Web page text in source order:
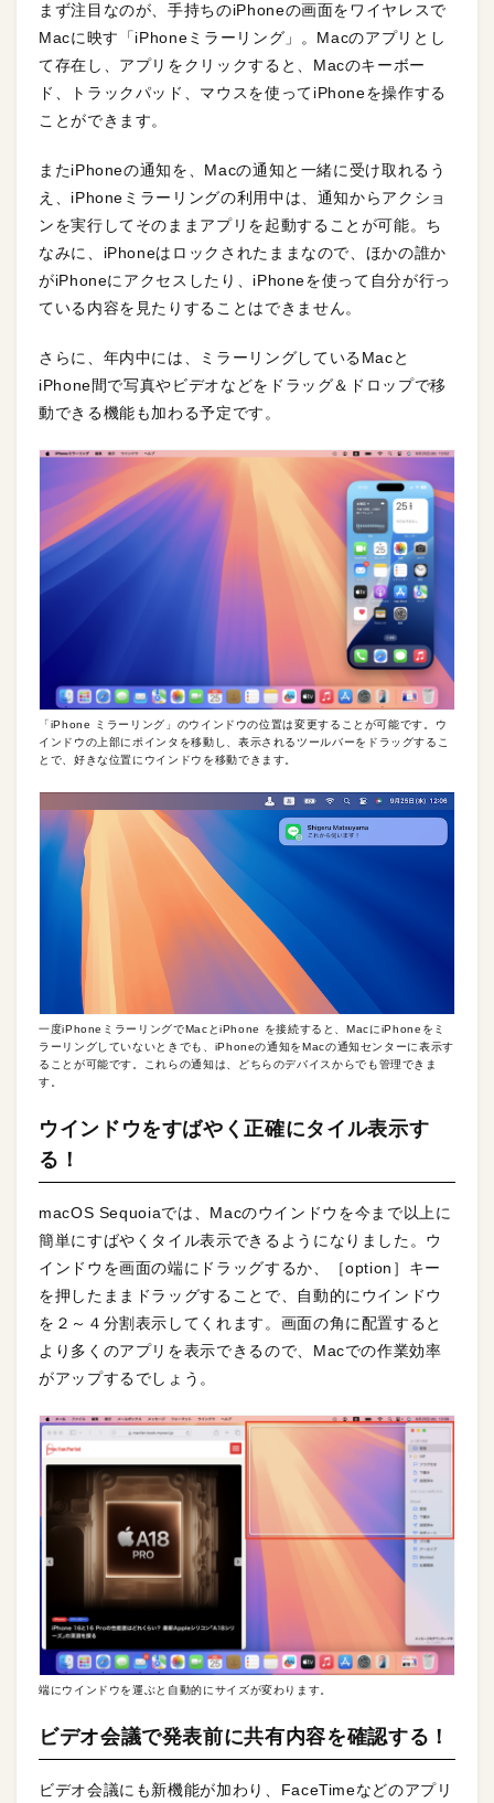
まず注目なのが、手持ちのiPhoneの画面をワイヤレスで
Macに映す「iPhoneミラーリング」。Macのアプリとし
て存在し、アプリをクリックすると、Macのキーボー
ド、トラックパッド、マウスを使ってiPhoneを操作する
ことができます。
またiPhoneの通知を、Macの通知と一緒に受け取れるう
え、iPhoneミラーリングの利用中は、通知からアクショ
ンを実行してそのままアプリを起動することが可能。ち
なみに、iPhoneはロックされたままなので、ほかの誰か
がiPhoneにアクセスしたり、iPhoneを使って自分が行っ
ている内容を見たりすることはできません。
さらに、年内中には、ミラーリングしているMacと
iPhone間で写真やビデオなどをドラッグ＆ドロップで移
動できる機能も加わる予定です。
「iPhone ミラーリング」のウインドウの位置は変更することが可能です。ウ
インドウの上部にポインタを移動し、表示されるツールバーをドラッグするこ
とで、好きな位置にウインドウを移動できます。
一度iPhoneミラーリングでMacとiPhone を接続すると、MacにiPhoneをミ
ラーリングしていないときでも、iPhoneの通知をMacの通知センターに表示す
ることが可能です。これらの通知は、どちらのデバイスからでも管理できま
す。
ウインドウをすばやく正確にタイル表示す
る！
macOS Sequoiaでは、Macのウインドウを今まで以上に
簡単にすばやくタイル表示できるようになりました。ウ
インドウを画面の端にドラッグするか、［option］キー
を押したままドラッグすることで、自動的にウインドウ
を２～４分割表示してくれます。画面の角に配置すると
より多くのアプリを表示できるので、Macでの作業効率
がアップするでしょう。
端にウインドウを運ぶと自動的にサイズが変わります。
ビデオ会議で発表前に共有内容を確認する！
ビデオ会議にも新機能が加わり、FaceTimeなどのアプリ